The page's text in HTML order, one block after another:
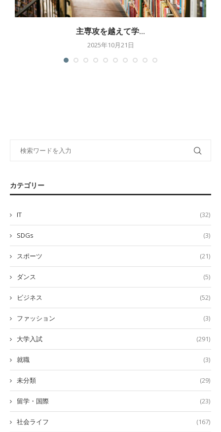
主専攻を越えて学...
2025年10月21日
カテゴリー
IT (32)
SDGs (3)
スポーツ (21)
ダンス (5)
ビジネス (52)
ファッション (3)
大学入試 (291)
就職 (3)
未分類 (29)
留学・国際 (23)
社会ライフ (167)